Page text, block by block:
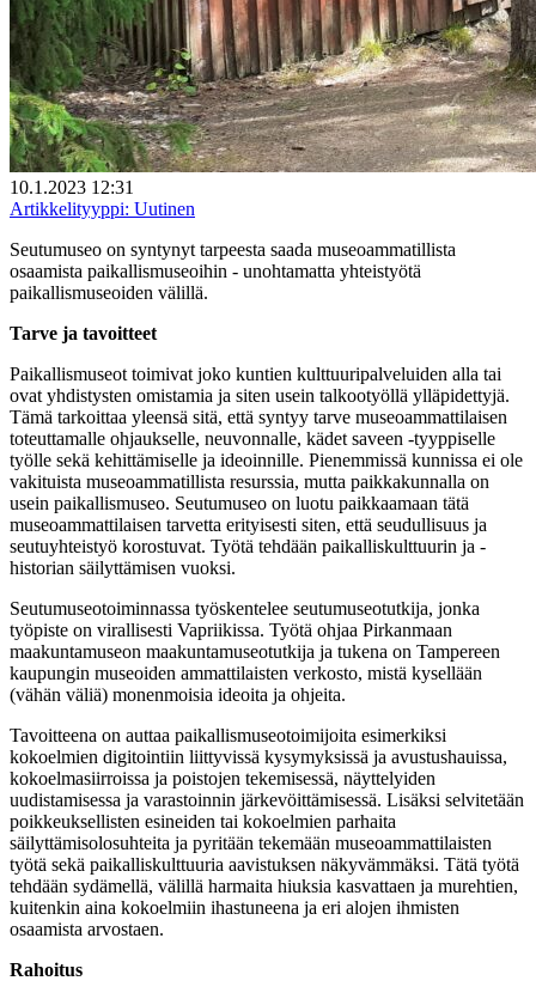
10.1.2023 12:31
Artikkelityyppi: Uutinen
Seutumuseo on syntynyt tarpeesta saada museoammatillista
osaamista paikallismuseoihin - unohtamatta yhteistyötä
paikallismuseoiden välillä.
Tarve ja tavoitteet
Paikallismuseot toimivat joko kuntien kulttuuripalveluiden alla tai
ovat yhdistysten omistamia ja siten usein talkootyöllä ylläpidettyjä.
Tämä tarkoittaa yleensä sitä, että syntyy tarve museoammattilaisen
toteuttamalle ohjaukselle, neuvonnalle, kädet saveen -tyyppiselle
työlle sekä kehittämiselle ja ideoinnille. Pienemmissä kunnissa ei ole
vakituista museoammatillista resurssia, mutta paikkakunnalla on
usein paikallismuseo. Seutumuseo on luotu paikkaamaan tätä
museoammattilaisen tarvetta erityisesti siten, että seudullisuus ja
seutuyhteistyö korostuvat. Työtä tehdään paikalliskulttuurin ja -
historian säilyttämisen vuoksi.
Seutumuseotoiminnassa työskentelee seutumuseotutkija, jonka
työpiste on virallisesti Vapriikissa. Työtä ohjaa Pirkanmaan
maakuntamuseon maakuntamuseotutkija ja tukena on Tampereen
kaupungin museoiden ammattilaisten verkosto, mistä kysellään
(vähän väliä) monenmoisia ideoita ja ohjeita.
Tavoitteena on auttaa paikallismuseotoimijoita esimerkiksi
kokoelmien digitointiin liittyvissä kysymyksissä ja avustushauissa,
kokoelmasiirroissa ja poistojen tekemisessä, näyttelyiden
uudistamisessa ja varastoinnin järkevöittämisessä. Lisäksi selvitetään
poikkeuksellisten esineiden tai kokoelmien parhaita
säilyttämisolosuhteita ja pyritään tekemään museoammattilaisten
työtä sekä paikalliskulttuuria aavistuksen näkyvämmäksi. Tätä työtä
tehdään sydämellä, välillä harmaita hiuksia kasvattaen ja murehtien,
kuitenkin aina kokoelmiin ihastuneena ja eri alojen ihmisten
osaamista arvostaen.
Rahoitus